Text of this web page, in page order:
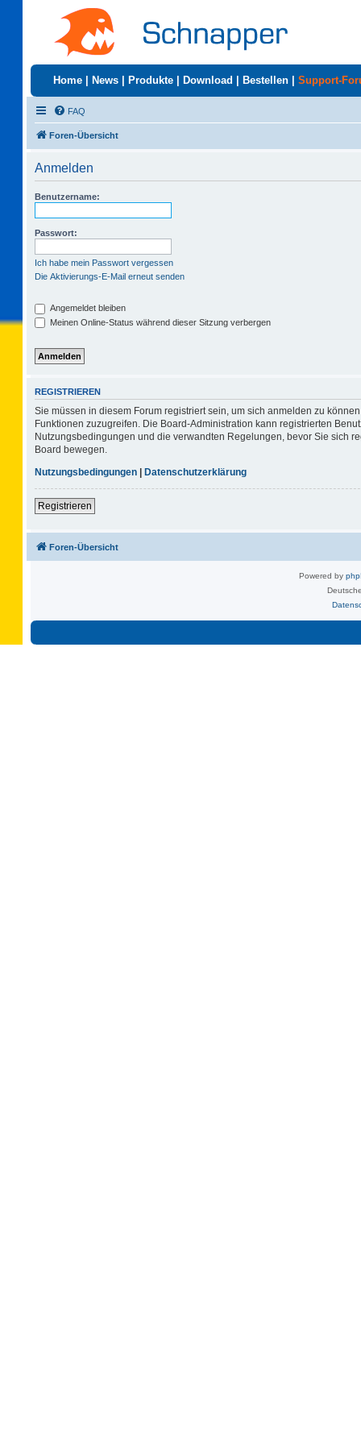
Home News Produkte Download Bestellen Support-
FAQ
Foren-Übersicht
Anmelden
Benutzername:
Passwort:
Ich habe mein Passwort vergessen
Die Aktivierungs-E-Mail erneut senden
Angemeldet bleiben
Meinen Online-Status während dieser Sitzung verbergen
REGISTRIEREN
Sie müssen in diesem Forum registriert sein, um sich anmelden zu
Funktionen zuzugreifen. Die Board-Administration kann registrierten
Nutzungsbedingungen und die verwandten Regelungen, bevor Sie sich
Board bewegen.
Nutzungsbedingungen | Datenschutzerklärung
Registrieren
Foren-Übersicht
Powered by